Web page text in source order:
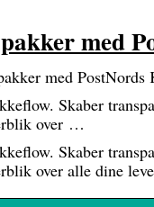
med
med PostNords
Skaber
over …
Skaber
over alle dine